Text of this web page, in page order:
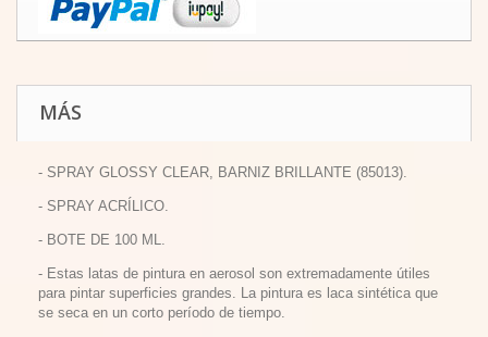
MÁS
- SPRAY GLOSSY CLEAR, BARNIZ BRILLANTE (85013).
- SPRAY ACRÍLICO.
- BOTE DE 100 ML.
- Estas latas de pintura en aerosol son extremadamente útiles
para pintar superficies grandes. La pintura es laca sintética que
se seca en un corto período de tiempo.